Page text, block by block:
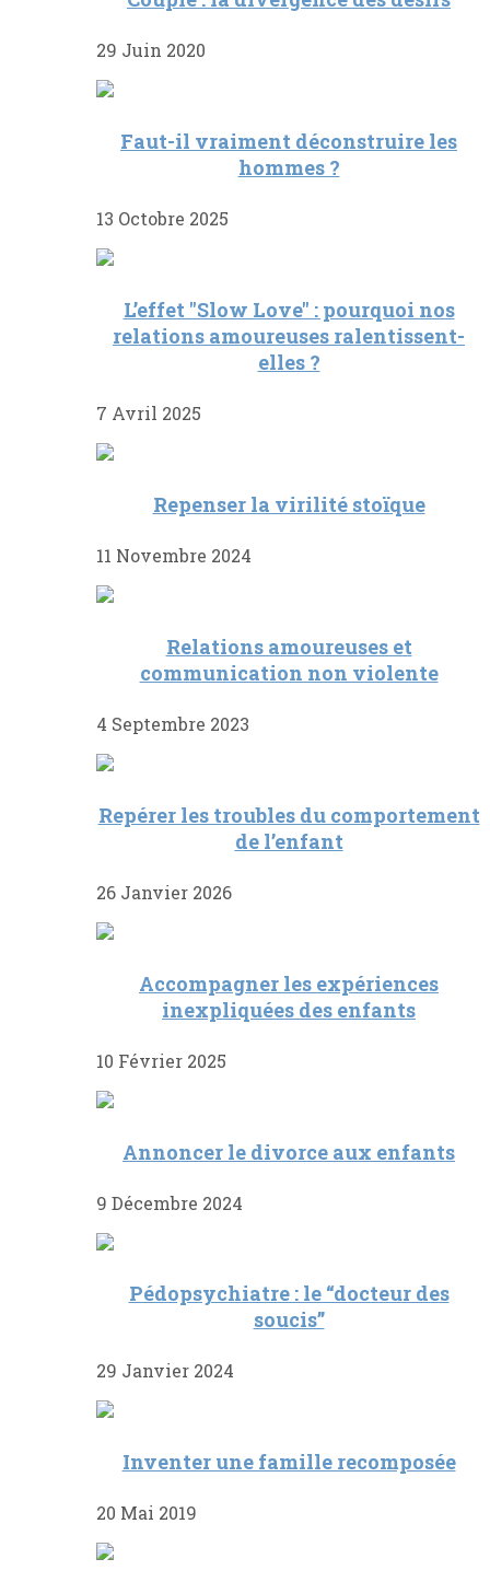
29 Juin 2020
Faut-il vraiment déconstruire les
hommes ?
13 Octobre 2025
L’effet "Slow Love" : pourquoi nos
relations amoureuses ralentissent-
elles ?
7 Avril 2025
Repenser la virilité stoïque
11 Novembre 2024
Relations amoureuses et
communication non violente
4 Septembre 2023
Repérer les troubles du comportement
de l’enfant
26 Janvier 2026
Accompagner les expériences
inexpliquées des enfants
10 Février 2025
Annoncer le divorce aux enfants
9 Décembre 2024
Pédopsychiatre : le “docteur des
soucis”
29 Janvier 2024
Inventer une famille recomposée
20 Mai 2019